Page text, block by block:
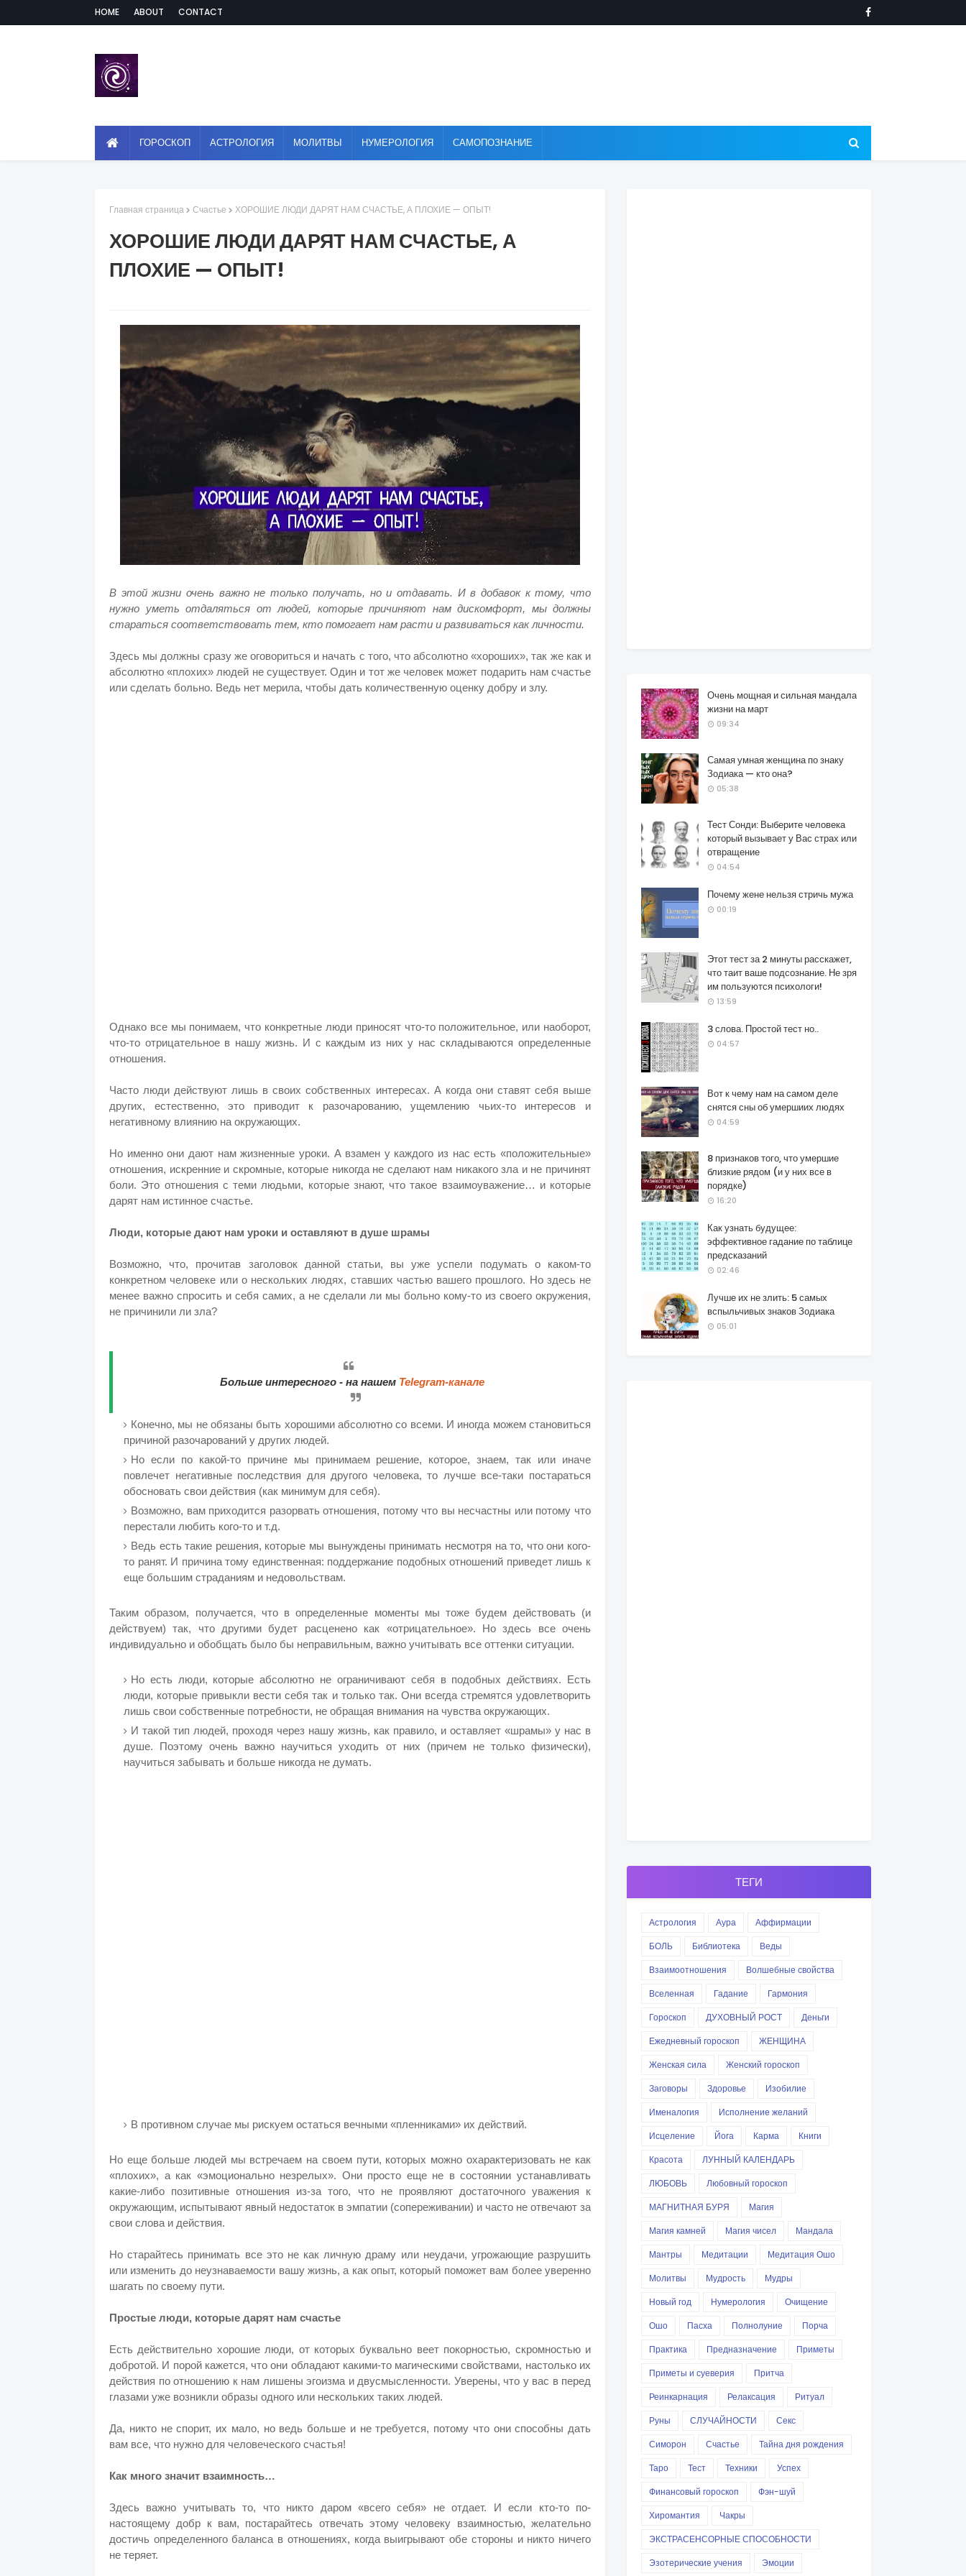
HOME ABOUT CONTACT
ГОРОСКОП АСТРОЛОГИЯ МОЛИТВЫ НУМЕРОЛОГИЯ САМОПОЗНАНИЕ
Главная страница Счастье ХОРОШИЕ ЛЮДИ ДАРЯТ НАМ СЧАСТЬЕ, А ПЛОХИЕ — ОПЫТ!
ХОРОШИЕ ЛЮДИ ДАРЯТ НАМ СЧАСТЬЕ, А
ПЛОХИЕ — ОПЫТ!
В этой жизни очень важно не только получать, но и отдавать. И в добавок к тому, что
нужно уметь отдаляться от людей, которые причиняют нам дискомфорт, мы должны
стараться соответствовать тем, кто помогает нам расти и развиваться как личности.
Здесь мы должны сразу же оговориться и начать с того, что абсолютно «хороших», так же как и
абсолютно «плохих» людей не существует. Один и тот же человек может подарить нам счастье
или сделать больно. Ведь нет мерила, чтобы дать количественную оценку добру и злу.
Однако все мы понимаем, что конкретные люди приносят что-то положительное, или наоборот,
что-то отрицательное в нашу жизнь. И с каждым из них у нас складываются определенные
отношения.
Часто люди действуют лишь в своих собственных интересах. А когда они ставят себя выше
других, естественно, это приводит к разочарованию, ущемлению чьих-то интересов и
негативному влиянию на окружающих.
Но именно они дают нам жизненные уроки. А взамен у каждого из нас есть «положительные»
отношения, искренние и скромные, которые никогда не сделают нам никакого зла и не причинят
боли. Это отношения с теми людьми, которые знают, что такое взаимоуважение… и которые
дарят нам истинное счастье.
Люди, которые дают нам уроки и оставляют в душе шрамы
Возможно, что, прочитав заголовок данной статьи, вы уже успели подумать о каком-то
конкретном человеке или о нескольких людях, ставших частью вашего прошлого. Но здесь не
менее важно спросить и себя самих, а не сделали ли мы больно кому-то из своего окружения,
не причинили ли зла?
Больше интересного - на нашем Telegram-канале
Конечно, мы не обязаны быть хорошими абсолютно со всеми. И иногда можем становиться
причиной разочарований у других людей.
Но если по какой-то причине мы принимаем решение, которое, знаем, так или иначе
повлечет негативные последствия для другого человека, то лучше все-таки постараться
обосновать свои действия (как минимум для себя).
Возможно, вам приходится разорвать отношения, потому что вы несчастны или потому что
перестали любить кого-то и т.д.
Ведь есть такие решения, которые мы вынуждены принимать несмотря на то, что они кого-
то ранят. И причина тому единственная: поддержание подобных отношений приведет лишь к
еще большим страданиям и недовольствам.
Таким образом, получается, что в определенные моменты мы тоже будем действовать (и
действуем) так, что другими будет расценено как «отрицательное». Но здесь все очень
индивидуально и обобщать было бы неправильным, важно учитывать все оттенки ситуации.
Но есть люди, которые абсолютно не ограничивают себя в подобных действиях. Есть
люди, которые привыкли вести себя так и только так. Они всегда стремятся удовлетворить
лишь свои собственные потребности, не обращая внимания на чувства окружающих.
И такой тип людей, проходя через нашу жизнь, как правило, и оставляет «шрамы» у нас в
душе. Поэтому очень важно научиться уходить от них (причем не только физически),
научиться забывать и больше никогда не думать.
В противном случае мы рискуем остаться вечными «пленниками» их действий.
Но еще больше людей мы встречаем на своем пути, которых можно охарактеризовать не как
«плохих», а как «эмоционально незрелых». Они просто еще не в состоянии устанавливать
какие-либо позитивные отношения из-за того, что не проявляют достаточного уважения к
окружающим, испытывают явный недостаток в эмпатии (сопереживании) и часто не отвечают за
свои слова и действия.
Но старайтесь принимать все это не как личную драму или неудачи, угрожающие разрушить
или изменить до неузнаваемости вашу жизнь, а как опыт, который поможет вам более уверенно
шагать по своему пути.
Простые люди, которые дарят нам счастье
Есть действительно хорошие люди, от которых буквально веет покорностью, скромностью и
добротой. И порой кажется, что они обладают какими-то магическими свойствами, настолько их
действия по отношению к нам лишены эгоизма и двусмысленности. Уверены, что у вас в перед
глазами уже возникли образы одного или нескольких таких людей.
Да, никто не спорит, их мало, но ведь больше и не требуется, потому что они способны дать
вам все, что нужно для человеческого счастья!
Как много значит взаимность…
Здесь важно учитывать то, что никто даром «всего себя» не отдает. И если кто-то по-
настоящему добр к вам, постарайтесь отвечать этому человеку взаимностью, желательно
достичь определенного баланса в отношениях, когда выигрывают обе стороны и никто ничего
не теряет.
Очень мощная и сильная мандала
жизни на март
09:34
Самая умная женщина по знаку
Зодиака — кто она?
05:38
Тест Сонди: Выберите человека
который вызывает у Вас страх или
отвращение
04:54
Почему жене нельзя стричь мужа
00:19
Этот тест за 2 минуты расскажет,
что таит ваше подсознание. Не зря
им пользуются психологи!
13:59
3 слова. Простой тест но..
04:57
Вот к чему нам на самом деле
снятся сны об умершиих людях
04:59
8 признаков того, что умершие
близкие рядом (и у них все в
порядке)
16:20
Как узнать будущее:
эффективное гадание по таблице
предсказаний
02:46
Лучше их не злить: 5 самых
вспыльчивых знаков Зодиака
05:01
ТЕГИ
Астрология Аура
Аффирмации
БОЛЬ
Библиотека
Веды
Взаимоотношения
Волшебные свойства
Вселенная
Гадание
Гармония
Гороскоп
ДУХОВНЫЙ РОСТ
Деньги
Ежедневный гороскоп
ЖЕНЩИНА
Женская сила
Женский гороскоп
Заговоры
Здоровье
Изобилие
Именалогия
Исполнение желаний
Исцеление
Йога Карма
Книги
Красота
ЛУННЫЙ КАЛЕНДАРЬ
ЛЮБОВЬ
Любовный гороскоп
МАГНИТНАЯ БУРЯ
Магия
Магия камней
Магия чисел
Мандала
Мантры
Медитации
Медитация Ошо
Молитвы
Мудрость
Мудры
Новый год
Нумерология
Очищение
Ошо
Пасха Полнолуние
Порча
Практика
Предназначение
Приметы
Приметы и суеверия
Притча
Реинкарнация
Релаксация
Ритуал
Руны
СЛУЧАЙНОСТИ
Секс
Симорон
Счастье
Тайна дня рождения
Таро
Тест Техники
Успех
Финансовый гороскоп
Фэн-шуй
Хиромантия
Чакры
ЭКСТРАСЕНСОРНЫЕ СПОСОБНОСТИ
Эзотерические учения
Эмоции